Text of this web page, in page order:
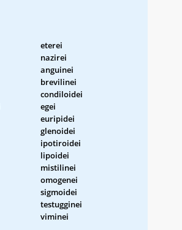
eterei
nazirei
anguinei
brevilinei
condiloidei
egei
euripidei
glenoidei
ipotiroidei
lipoidei
mistilinei
omogenei
sigmoidei
testugginei
viminei